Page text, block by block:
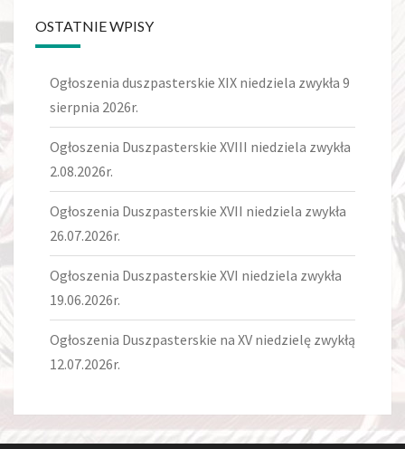
OSTATNIE WPISY
Ogłoszenia duszpasterskie XIX niedziela zwykła 9
sierpnia 2026r.
Ogłoszenia Duszpasterskie XVIII niedziela zwykła
2.08.2026r.
Ogłoszenia Duszpasterskie XVII niedziela zwykła
26.07.2026r.
Ogłoszenia Duszpasterskie XVI niedziela zwykła
19.06.2026r.
Ogłoszenia Duszpasterskie na XV niedzielę zwykłą
12.07.2026r.